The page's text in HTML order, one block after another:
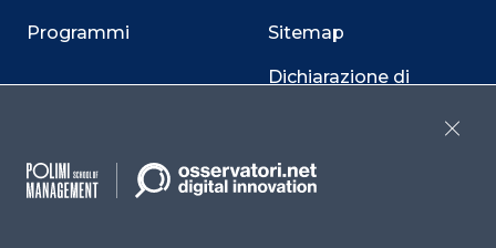
Programmi Sitemap
Dichiarazione di